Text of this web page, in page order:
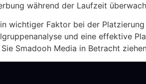
während der Laufzeit
wichtiger Faktor bei der
und eine effektive
Smadooh Media in Betracht